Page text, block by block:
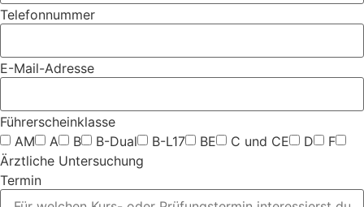
Telefonnummer
E-Mail-Adresse
Führerscheinklasse
AM
A B B-Dual B-L17 BE C und CE D
F
Ärztliche Untersuchung
Termin